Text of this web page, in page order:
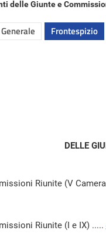
delle Giunte e
Frontespizio
DELLE
Riunite (V
Riunite (I e IX) .....